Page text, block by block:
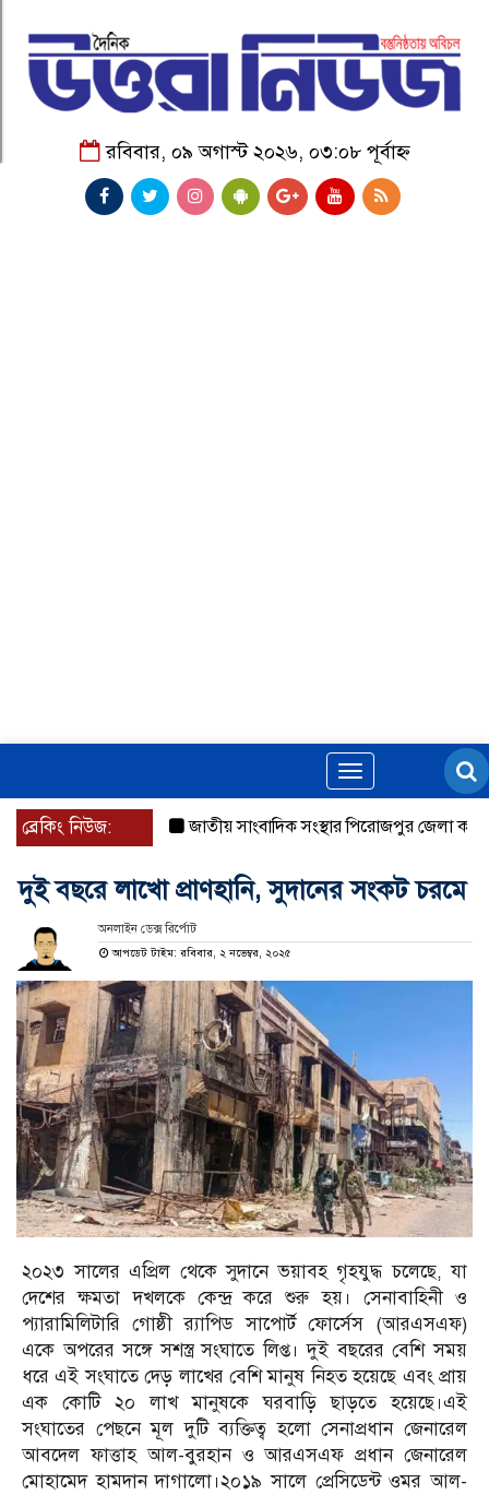
রবিবার, ০৯ অগাস্ট ২০২৬, ০৩:০৮ পূর্বাহ্ন
Toggle
navigation
ব্রেকিং নিউজ: জাতীয় সাংবাদিক সংস্থার পিরোজপুর জেলা কমিটি
দুই বছরে লাখো প্রাণহানি, সুদানের সংকট চরমে
অনলাইন ডেক্স রির্পোট
আপডেট টাইম: রবিবার, ২ নভেম্বর, ২০২৫
২০২৩ সালের এপ্রিল থেকে সুদানে ভয়াবহ গৃহযুদ্ধ চলেছে, যা
দেশের ক্ষমতা দখলকে কেন্দ্র করে শুরু হয়। সেনাবাহিনী ও
প্যারামিলিটারি গোষ্ঠী র‍্যাপিড সাপোর্ট ফোর্সেস (আরএসএফ)
একে অপরের সঙ্গে সশস্ত্র সংঘাতে লিপ্ত। দুই বছরের বেশি সময়
ধরে এই সংঘাতে দেড় লাখের বেশি মানুষ নিহত হয়েছে এবং প্রায়
এক কোটি ২০ লাখ মানুষকে ঘরবাড়ি ছাড়তে হয়েছে।এই
সংঘাতের পেছনে মূল দুটি ব্যক্তিত্ব হলো সেনাপ্রধান জেনারেল
আবদেল ফাত্তাহ আল-বুরহান ও আরএসএফ প্রধান জেনারেল
মোহামেদ হামদান দাগালো।২০১৯ সালে প্রেসিডেন্ট ওমর আল-